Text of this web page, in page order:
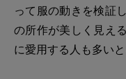
って服の動きを検証
の所作が美しく見え
に愛用する人も多いと